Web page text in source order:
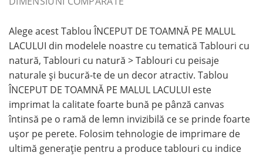
Alege acest Tablou ÎNCEPUT DE TOAMNĂ PE MALUL
LACULUI din modelele noastre cu tematică Tablouri cu
natură, Tablouri cu natură > Tablouri cu peisaje
naturale și bucură-te de un decor atractiv. Tablou
ÎNCEPUT DE TOAMNĂ PE MALUL LACULUI este
imprimat la calitate foarte bună pe pânză canvas
întinsă pe o ramă de lemn invizibilă ce se prinde foarte
ușor pe perete. Folosim tehnologie de imprimare de
ultimă generație pentru a produce tablouri cu indice